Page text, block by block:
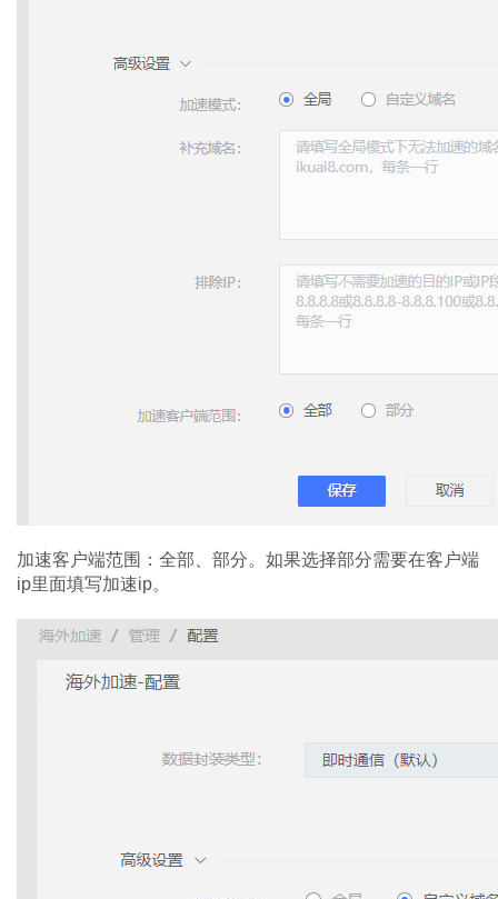
加速客户端范围：全部、部分。如果选择部分需要在客户端
ip里面填写加速ip。